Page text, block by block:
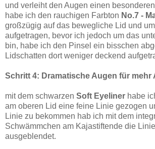
und verleiht den Augen einen
habe ich den rauchigen Farbton No.7 -
großzügig auf das bewegliche Lid und
aufgetragen, bevor ich jedoch um das
bin, habe ich den Pinsel ein bisschen
Lidschatten dort weniger deckend
Schritt 4: Dramatische Augen für mehr
mit dem schwarzen Soft Eyeliner habe
am oberen Lid eine feine Linie gezogen
Linie zu bekommen hab ich mit dem
Schwämmchen am Kajastiftende die
ausgeblendet.